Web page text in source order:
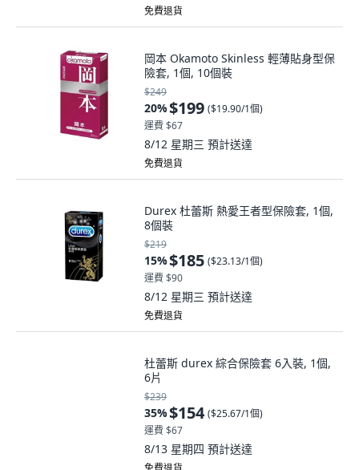
免費退貨
岡本 Okamoto Skinless 輕薄貼身型保
險套, 1個, 10個裝
$249
20%$199 ($19.90/1個)
運費 $67
8/12 星期三 預計送達
免費退貨
Durex 杜蕾斯 熱愛王者型保險套, 1個,
8個裝
$219
15%$185 ($23.13/1個)
運費 $90
8/12 星期三 預計送達
免費退貨
杜蕾斯 durex 綜合保險套 6入裝, 1個,
6片
$239
35%$154 ($25.67/1個)
運費 $67
8/13 星期四 預計送達